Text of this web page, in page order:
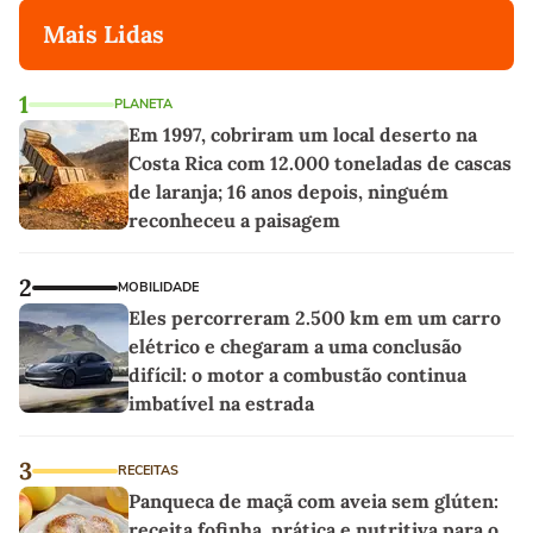
Mais Lidas
1 PLANETA
Em 1997, cobriram um local deserto na
Costa Rica com 12.000 toneladas de cascas
de laranja; 16 anos depois, ninguém
reconheceu a paisagem
2 MOBILIDADE
Eles percorreram 2.500 km em um carro
elétrico e chegaram a uma conclusão
difícil: o motor a combustão continua
imbatível na estrada
3 RECEITAS
Panqueca de maçã com aveia sem glúten: